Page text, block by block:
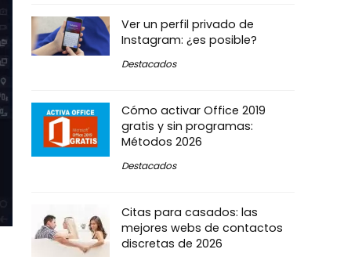
Ver un perfil privado de
Instagram: ¿es posible?
Destacados
Cómo activar Office 2019
gratis y sin programas:
Métodos 2026
Destacados
Citas para casados: las
mejores webs de contactos
discretas de 2026